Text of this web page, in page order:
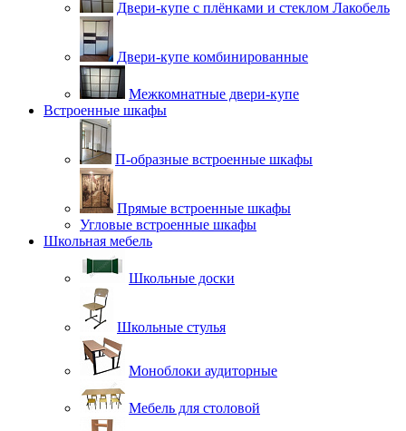
Двери-купе с плёнками и стеклом Лакобель
Двери-купе комбинированные
Межкомнатные двери-купе
Встроенные шкафы
П-образные встроенные шкафы
Прямые встроенные шкафы
Угловые встроенные шкафы
Школьная мебель
Школьные доски
Школьные стулья
Моноблоки аудиторные
Мебель для столовой